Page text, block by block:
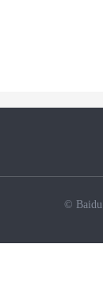
© Baidu